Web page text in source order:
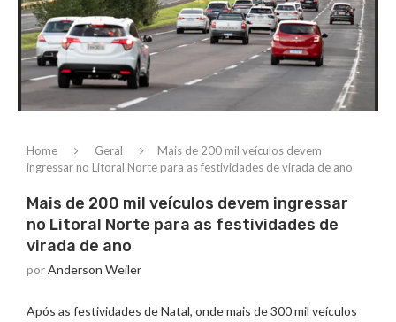
Home Geral
Mais de 200 mil veículos devem
ingressar no Litoral Norte para as festividades de virada de ano
Mais de 200 mil veículos devem ingressar
no Litoral Norte para as festividades de
virada de ano
porAnderson Weiler
Após as festividades de Natal, onde mais de 300 mil veículos